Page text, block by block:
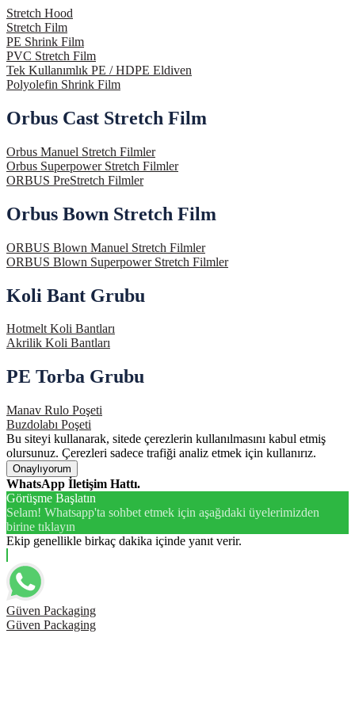
Stretch Hood
Stretch Film
PE Shrink Film
PVC Stretch Film
Tek Kullanımlık PE / HDPE Eldiven
Polyolefin Shrink Film
Orbus Cast Stretch Film
Orbus Manuel Stretch Filmler
Orbus Superpower Stretch Filmler
ORBUS PreStretch Filmler
Orbus Bown Stretch Film
ORBUS Blown Manuel Stretch Filmler
ORBUS Blown Superpower Stretch Filmler
Koli Bant Grubu
Hotmelt Koli Bantları
Akrilik Koli Bantları
PE Torba Grubu
Manav Rulo Poşeti
Buzdolabı Poşeti
Bu siteyi kullanarak, sitede çerezlerin kullanılmasını kabul etmiş
olursunuz. Çerezleri sadece trafiği analiz etmek için kullanırız.
Onaylıyorum
WhatsApp İletişim Hattı.
Görüşme Başlatın
Selam! Whatsapp'ta sohbet etmek için aşağıdaki üyelerimizden
birine tıklayın
Ekip genellikle birkaç dakika içinde yanıt verir.
Güven Packaging
Güven Packaging